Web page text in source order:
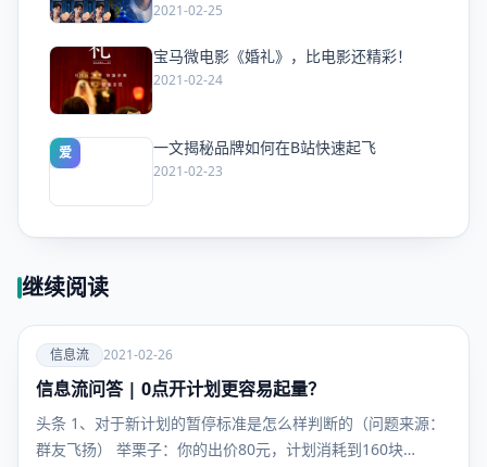
2021-02-25
宝马微电影《婚礼》，比电影还精彩！
2021-02-24
爱 一文揭秘品牌如何在B站快速起飞
2021-02-23
继续阅读
爱
信息流
信息流 2021-02-26
信息流问答 | 0点开计划更容易起量？
头条 1、对于新计划的暂停标准是怎么样判断的（问题来源：
群友飞扬） 举栗子：你的出价80元，计划消耗到160块…